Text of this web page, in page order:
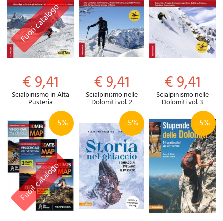
€ 9,41
Scialpinismo in Alta
Pusteria
€ 9,41
Scialpinismo nelle
Dolomiti vol. 2
€ 9,41
Scialpinismo nelle
Dolomiti vol. 3
-5% -5% -5%